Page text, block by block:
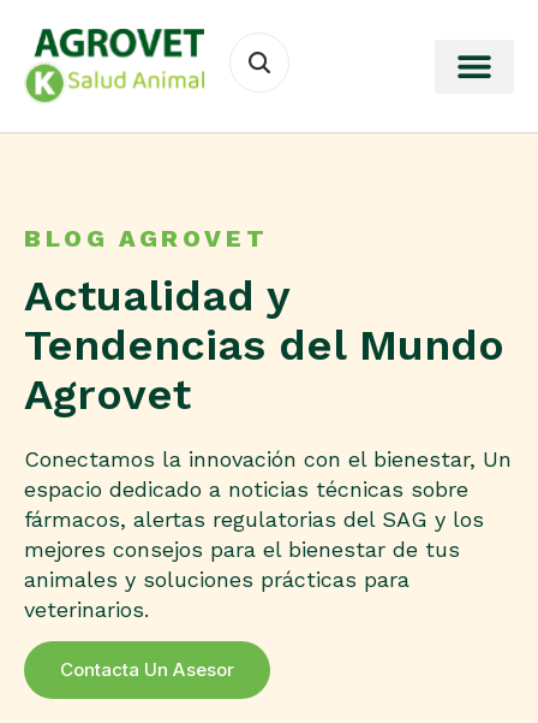
BLOG AGROVET
Actualidad y
Tendencias del Mundo
Agrovet
Conectamos la innovación con el bienestar, Un
espacio dedicado a noticias técnicas sobre
fármacos, alertas regulatorias del SAG y los
mejores consejos para el bienestar de tus
animales y soluciones prácticas para
veterinarios.
Contacta Un Asesor